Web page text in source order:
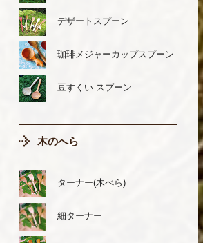
デザートスプーン
珈琲メジャーカップスプーン
豆すくい スプーン
木のへら
ターナー(木べら)
細ターナー